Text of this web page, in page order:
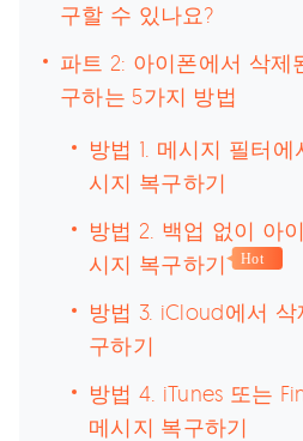
구할 수 있나요?
파트 2: 아이폰에서 삭제
구하는 5가지 방법
방법 1. 메시지 필터
시지 복구하기
방법 2. 백업 없이 아
시지 복구하기
Hot
방법 3. iCloud에서
구하기
방법 4. iTunes 또는
메시지 복구하기